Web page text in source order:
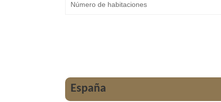
España